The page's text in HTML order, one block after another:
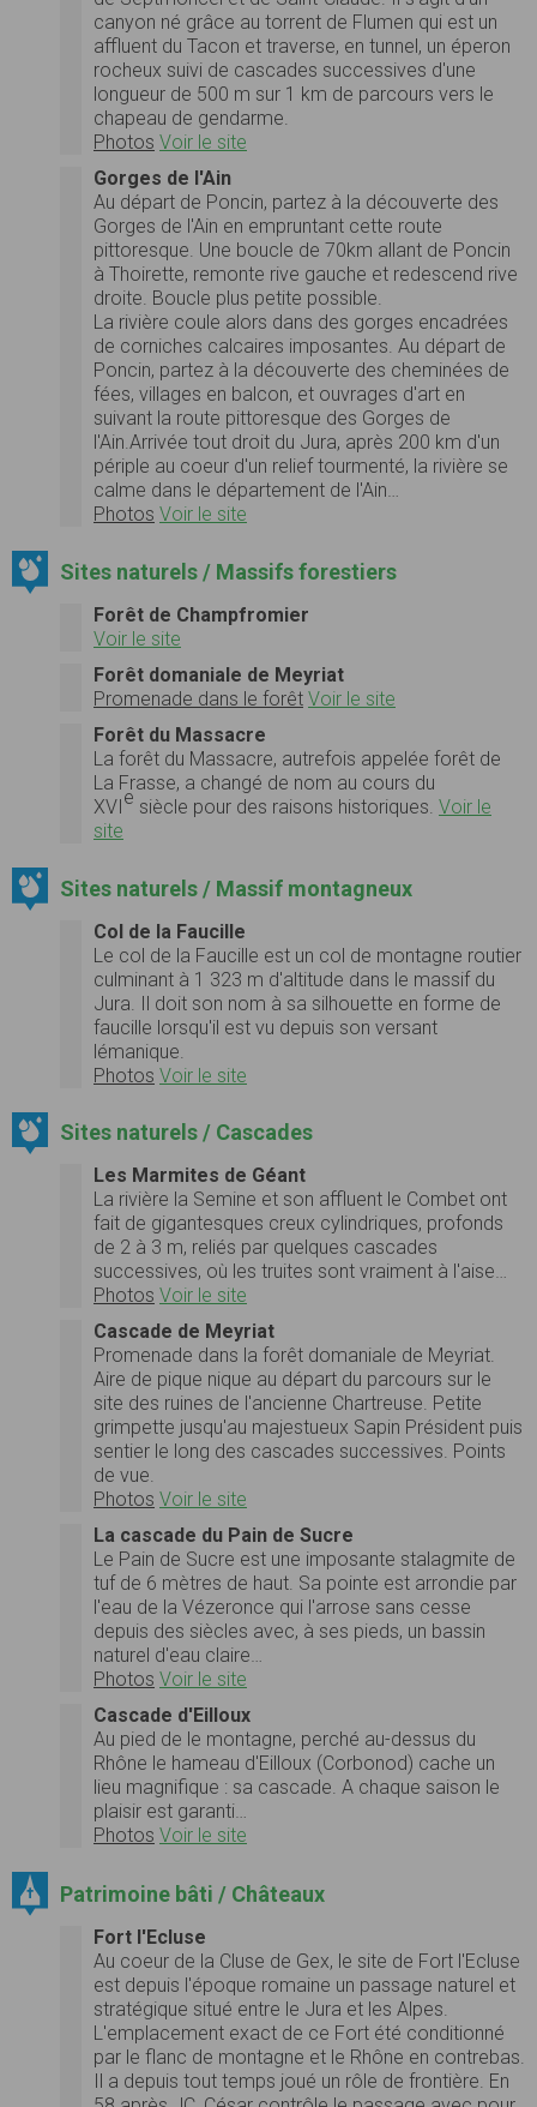
canyon né grâce au torrent de Flumen qui est un
affluent du Tacon et traverse, en tunnel, un éperon
rocheux suivi de cascades successives d'une
longueur de 500 m sur 1 km de parcours vers le
chapeau de gendarme.
Photos Voir le site
Gorges de l'Ain
Au départ de Poncin, partez à la découverte des
Gorges de l'Ain en empruntant cette route
pittoresque. Une boucle de 70km allant de Poncin
à Thoirette, remonte rive gauche et redescend rive
droite. Boucle plus petite possible.
La rivière coule alors dans des gorges encadrées
de corniches calcaires imposantes. Au départ de
Poncin, partez à la découverte des cheminées de
fées, villages en balcon, et ouvrages d'art en
suivant la route pittoresque des Gorges de
l'Ain.Arrivée tout droit du Jura, après 200 km d'un
périple au coeur d'un relief tourmenté, la rivière se
calme dans le département de l'Ain…
Photos Voir le site
Sites naturels / Massifs forestiers
Forêt de Champfromier
Voir le site
Forêt domaniale de Meyriat
Promenade dans le forêt Voir le site
Forêt du Massacre
La forêt du Massacre, autrefois appelée forêt de
La Frasse, a changé de nom au cours du
XVIe siècle pour des raisons historiques. Voir le
site
Sites naturels / Massif montagneux
Col de la Faucille
Le col de la Faucille est un col de montagne routier
culminant à 1 323 m d'altitude dans le massif du
Jura. Il doit son nom à sa silhouette en forme de
faucille lorsqu'il est vu depuis son versant
lémanique.
Photos Voir le site
Sites naturels / Cascades
Les Marmites de Géant
La rivière la Semine et son affluent le Combet ont
fait de gigantesques creux cylindriques, profonds
de 2 à 3 m, reliés par quelques cascades
successives, où les truites sont vraiment à l'aise…
Photos Voir le site
Cascade de Meyriat
Promenade dans la forêt domaniale de Meyriat.
Aire de pique nique au départ du parcours sur le
site des ruines de l'ancienne Chartreuse. Petite
grimpette jusqu'au majestueux Sapin Président puis
sentier le long des cascades successives. Points
de vue.
Photos Voir le site
La cascade du Pain de Sucre
Le Pain de Sucre est une imposante stalagmite de
tuf de 6 mètres de haut. Sa pointe est arrondie par
l'eau de la Vézeronce qui l'arrose sans cesse
depuis des siècles avec, à ses pieds, un bassin
naturel d'eau claire…
Photos Voir le site
Cascade d'Eilloux
Au pied de le montagne, perché au-dessus du
Rhône le hameau d'Eilloux (Corbonod) cache un
lieu magnifique : sa cascade. A chaque saison le
plaisir est garanti…
Photos Voir le site
Patrimoine bâti / Châteaux
Fort l'Ecluse
Au coeur de la Cluse de Gex, le site de Fort l'Ecluse
est depuis l'époque romaine un passage naturel et
stratégique situé entre le Jura et les Alpes.
L'emplacement exact de ce Fort été conditionné
par le flanc de montagne et le Rhône en contrebas.
Il a depuis tout temps joué un rôle de frontière. En